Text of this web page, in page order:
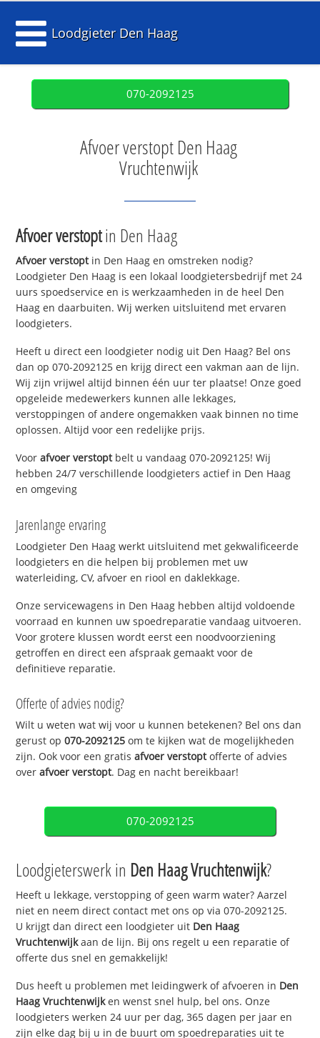
Loodgieter Den Haag
070-2092125
Afvoer verstopt Den Haag
Vruchtenwijk
Afvoer verstoptin Den Haag
Afvoer verstoptin Den Haag en omstreken nodig?
Loodgieter Den Haag is een lokaal loodgietersbedrijf met 24
uurs spoedservice en is werkzaamheden in de heel Den
Haag en daarbuiten. Wij werken uitsluitend met ervaren
loodgieters.
Heeft u direct een loodgieter nodig uit Den Haag? Bel ons
dan op 070-2092125 en krijg direct een vakman aan de lijn.
Wij zijn vrijwel altijd binnen één uur ter plaatse! Onze goed
opgeleide medewerkers kunnen alle lekkages,
verstoppingen of andere ongemakken vaak binnen no time
oplossen. Altijd voor een redelijke prijs.
Voorafvoer verstoptbelt u vandaag 070-2092125! Wij
hebben 24/7 verschillende loodgieters actief in Den Haag
en omgeving
Jarenlange ervaring
Loodgieter Den Haag werkt uitsluitend met gekwalificeerde
loodgieters en die helpen bij problemen met uw
waterleiding, CV, afvoer en riool en daklekkage.
Onze servicewagens in Den Haag hebben altijd voldoende
voorraad en kunnen uw spoedreparatie vandaag uitvoeren.
Voor grotere klussen wordt eerst een noodvoorziening
getroffen en direct een afspraak gemaakt voor de
definitieve reparatie.
Offerte of advies nodig?
Wilt u weten wat wij voor u kunnen betekenen? Bel ons dan
gerust op070-2092125 om te kijken wat de mogelijkheden
zijn. Ook voor een gratisafvoer verstoptofferte of advies
overafvoer verstopt. Dag en nacht bereikbaar!
070-2092125
Loodgieterswerk in Den Haag Vruchtenwijk?
Heeft u lekkage, verstopping of geen warm water? Aarzel
niet en neem direct contact met ons op via 070-2092125.
U krijgt dan direct een loodgieter uit Den Haag
Vruchtenwijkaan de lijn. Bij ons regelt u een reparatie of
offerte dus snel en gemakkelijk!
Dus heeft u problemen met leidingwerk of afvoeren in Den
Haag Vruchtenwijken wenst snel hulp, bel ons. Onze
loodgieters werken 24 uur per dag, 365 dagen per jaar en
zijn elke dag bij u in de buurt om spoedreparaties uit te